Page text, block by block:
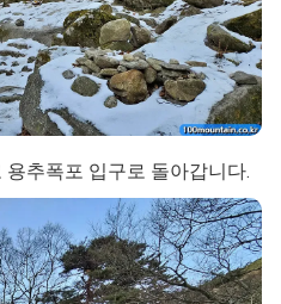
추폭포 입구로 돌아갑니다.